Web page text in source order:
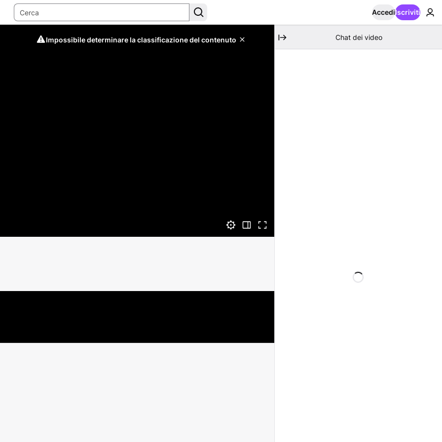
AccediIscriviti
Impossibile determinare la classificazione del contenuto Chat dei video